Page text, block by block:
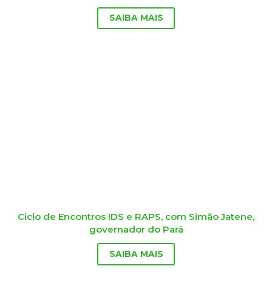
SAIBA MAIS
Ciclo de Encontros IDS e RAPS, com Simão Jatene,
governador do Pará
SAIBA MAIS